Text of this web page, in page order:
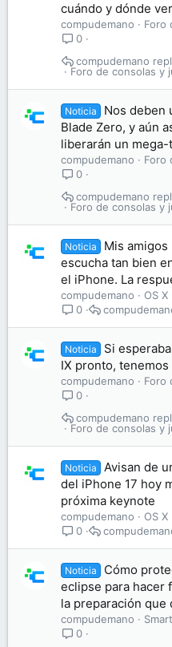
cuándo y dónde
compudemano
Foro
0
Foro de consolas y
compudemano
Noticia
Nos deben
Blade Zero, y aún
liberarán un
compudemano
Foro
0
Foro de consolas y
compudemano
Noticia
Mis
escucha tan bien
el iPhone. La
compudemano
OS X
0
Noticia
Si
IX pronto,
compudemano
Foro
0
Foro de consolas y
compudemano
Noticia
Avisan de
del iPhone 17 hoy
próxima keynote
compudemano
OS X
0
Noticia
Cómo
eclipse para hacer
la preparación que
compudemano
0